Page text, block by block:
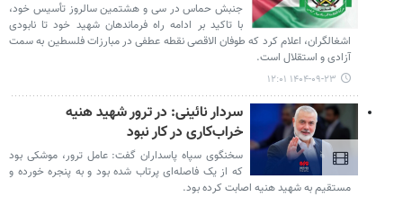
جنبش حماس در سی و هشتمین سالروز تأسیس خود،
با تاکید بر ادامه راه فرماندهان شهید خود تا نابودی
اشغالگران، اعلام کرد که طوفان الاقصی نقطه عطفی در مبارزات فلسطین به سمت
آزادی و استقلال است.
۱۴۰۴-۰۹-۲۳ ۱۲:۰۱
سردار نائینی: در ترور شهید هنیه
خراب‌کاری در کار نبود
سخنگوی سپاه پاسداران گفت: عامل ترور، موشکی بود
که از یک فاصله‌ای پرتاب شده بود و به پنجره خورده و
مستقیم به شهید هنیه اصابت کرده بود.